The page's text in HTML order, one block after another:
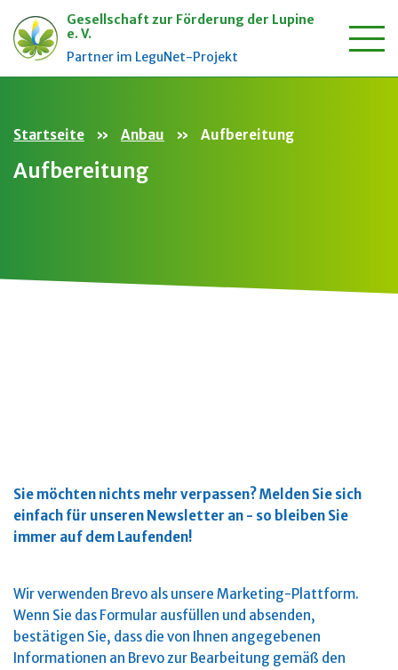
Zum
Gesellschaft zur Förderung der Lupine
e. V.
Partner im LeguNet-Projekt
Startseite » Anbau » Aufbereitung
Aufbereitung
Sie möchten nichts mehr verpassen?Melden Sie sich
einfach für unseren Newsletter an - so bleiben Sie
immer auf dem Laufenden!
Wir verwenden Brevo als unsere Marketing-Plattform.
Wenn Sie das Formular ausfüllen und absenden,
bestätigen Sie, dass die von Ihnen angegebenen
Informationen an Brevo zur Bearbeitung gemäß den